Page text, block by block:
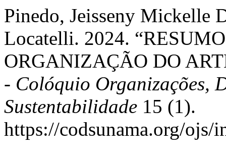
Pinedo, Jeisseny Mickelle
Locatelli. 2024.
ORGANIZAÇÃO DO
- Colóquio Organizações,
Sustentabilidade 15 (1).
https://codsunama.org/